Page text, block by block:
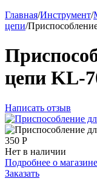
Главная/Инструмент/
цепи/
цепи KL-
Написать отзыв
350 Р
Нет в наличии
Подробнее о магазине
Заказать